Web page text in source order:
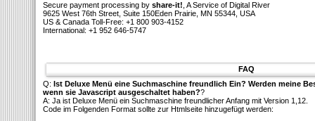
Secure payment processing by share-it! , A Service of Digital River
9625 West 76th Street, Suite 150Eden Prairie, MN 55344, USA
US & Canada Toll-Free: +1 800 903-4152
International: +1 952 646-5747
FAQ
Q: Ist Deluxe Menü eine Suchmaschine freundlich Ein? Werden meine
wenn sie Javascript ausgeschaltet haben??
A: Ja ist Deluxe Menü ein Suchmaschine freundlicher Anfang mit Version 1,12.
Code im Folgenden Format sollte zur Htmlseite hinzugefügt werden: